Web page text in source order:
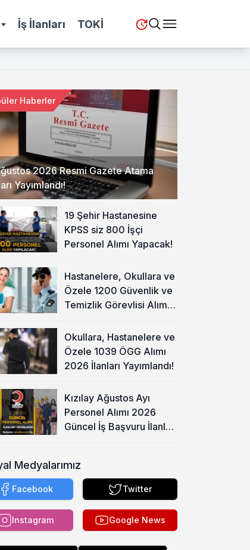
İş İlanları TOKİ
2026 Resmi Gazete Atama
Yayımlandı!
Haberler
19 Şehir Hastanesine
KPSS siz 800 İşçi
Personel Alımı Yapacak!
Hastanelere, Okullara ve
Özele 1200 Güvenlik ve
Temizlik Görevlisi Alımı
Okullara, Hastanelere ve
Özele 1039 ÖGG Alımı
2026 İlanları Yayımlandı!
Kızılay Ağustos Ayı
Personel Alımı 2026
Güncel İş Başvuru İlanları
Medyalarımız
Facebook Twitter
Instagram Google News